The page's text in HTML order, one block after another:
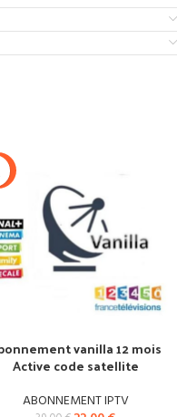
vanilla 12 mois
Active code satellite
ABONNEMENT IPTV